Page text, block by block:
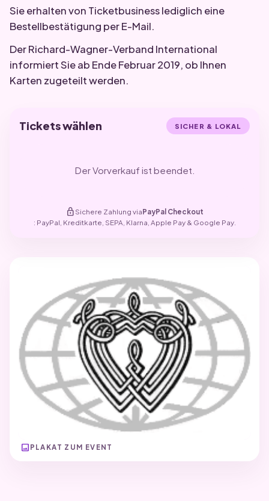
Sie erhalten von Ticketbusiness lediglich eine
Bestellbestätigung per E-Mail.
Der Richard-Wagner-Verband International
informiert Sie ab Ende Februar 2019, ob Ihnen
Karten zugeteilt werden.
image PLAKAT ZUM EVENT
Tickets wählen SICHER & LOKAL
Der Vorverkauf ist beendet.
lock Sichere Zahlung viaPayPal Checkout
: PayPal, Kreditkarte, SEPA, Klarna, Apple Pay & Google Pay.